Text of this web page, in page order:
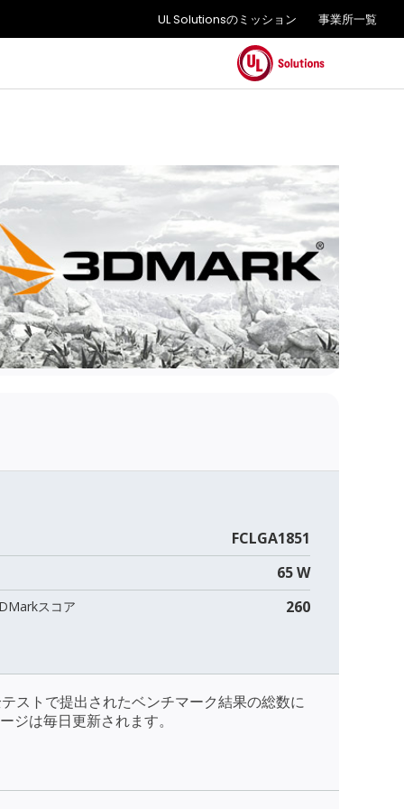
UL Solutionsのミッション 事業所一覧
FCLGA1851
65 W
スコア 260
ストで提出されたベンチマーク結果の総数に
ジは毎日更新されます。